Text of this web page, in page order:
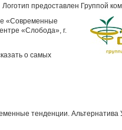
Логотип предоставлен Группой
«Современные
«Слобода», г.
о самых
тенденции. Альтернатива